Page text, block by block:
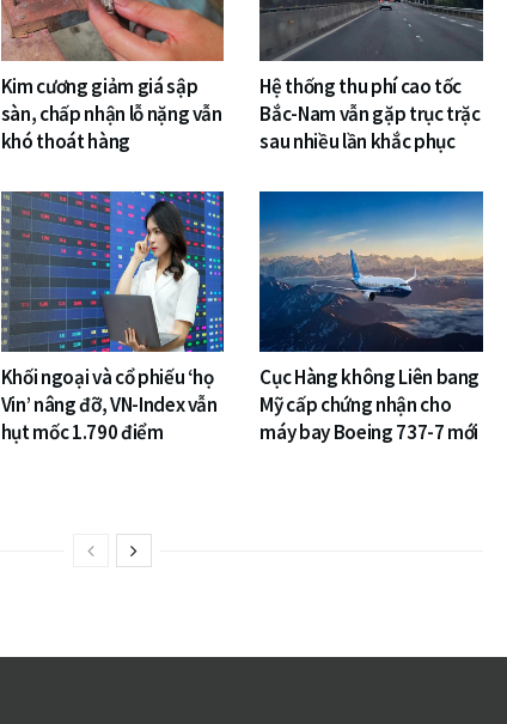
Kim cương giảm giá sập
sàn, chấp nhận lỗ nặng vẫn
khó thoát hàng
Hệ thống thu phí cao tốc
Bắc-Nam vẫn gặp trục trặc
sau nhiều lần khắc phục
Khối ngoại và cổ phiếu ‘họ
Vin’ nâng đỡ, VN-Index vẫn
hụt mốc 1.790 điểm
Cục Hàng không Liên bang
Mỹ cấp chứng nhận cho
máy bay Boeing 737-7 mới